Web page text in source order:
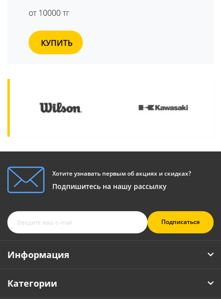
от 10000 тг
КУПИТЬ
Хотите узнавать первым об акциях и скидках?
Подпишитесь на нашу рассылку
Подписаться
Информация
Категории